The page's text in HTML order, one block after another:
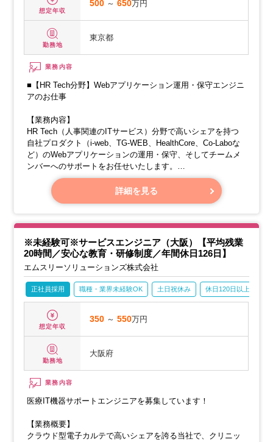
想定年収
500 ～650万円
勤務地
東京都
業務内容
■【HR Tech分野】Webアプリケーション運用・保守エンジニ
アのお仕事
【業務内容】
HR Tech（人事関連のITサービス）分野で高いシェアを持つ
自社プロダクト（i-web、TG-WEB、HealthCore、Co-Laboな
ど）のWebアプリケーションの運用・保守、そしてチームメ
ンバーへのサポートをお任せいたします。
【具体的な業務内容】
・既存サービスの機能追加（お客様のご要望に応じたカスタ
・運用環境の新規構築、障害の監視、障害発生時の対応な
ど、運用・保守業務全般を担当します。
詳細を見る
※未経験可※サービスエンジニア（大阪）【平均残業
20時間／安心な教育・研修制度／年間休日126日】
エムスリーソリューションズ株式会社
正社員採用 職種・業界未経験OK 土日祝休み 休日120日以上
想定年収
350 ～550万円
勤務地
大阪府
業務内容
医療IT機器サポートエンジニアを募集しています！
【業務概要】
クラウド型電子カルテで高いシェアを誇る当社で、クリニッ